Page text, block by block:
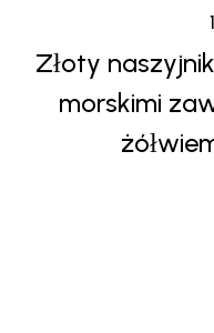
Złoty
morskimi